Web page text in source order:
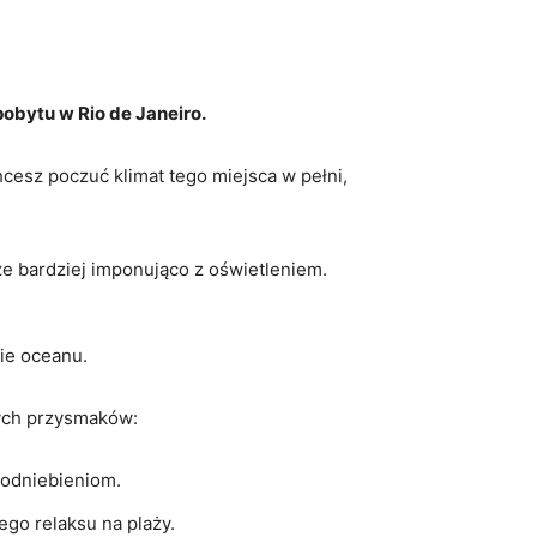
w Rio‌ de ⁣Janeiro.
poczuć⁢ klimat tego‍ miejsca w ⁤pełni,‌
⁢bardziej imponująco z oświetleniem.
oceanu.
przysmaków:
relaksu ​na plaży.